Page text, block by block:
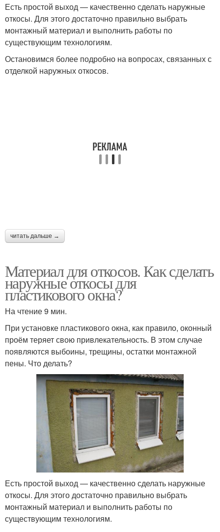
Есть простой выход — качественно сделать наружные
откосы. Для этого достаточно правильно выбрать
монтажный материал и выполнить работы по
существующим технологиям.
Остановимся более подробно на вопросах, связанных с
отделкой наружных откосов.
читать дальше →
Материал для откосов. Как сделать
наружные откосы для
пластикового окна?
На чтение 9 мин.
При установке пластикового окна, как правило, оконный
проём теряет свою привлекательность. В этом случае
появляются выбоины, трещины, остатки монтажной
пены. Что делать?
Есть простой выход — качественно сделать наружные
откосы. Для этого достаточно правильно выбрать
монтажный материал и выполнить работы по
существующим технологиям.